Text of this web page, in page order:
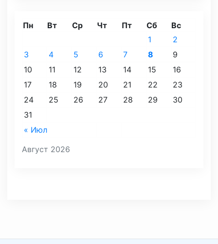
Август 2026
Пн Вт Ср Чт Пт Сб Вс
« Июл
1
2
3
4 5 6 7 8
9
10
11 12 13 14 15
16
17
18 19 20 21 22
23
24
25 26 27 28 29
30
31